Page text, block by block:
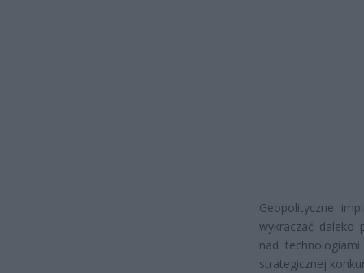
Geopolityczne
wykraczać daleko
nad
strategicznej